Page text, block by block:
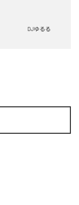
DJゆるる